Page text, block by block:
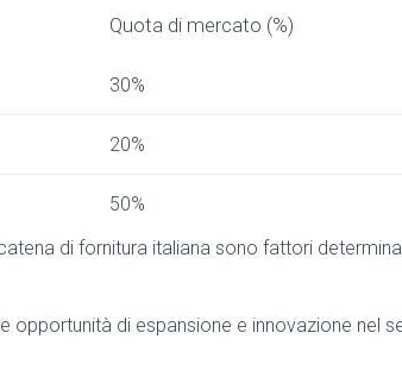
Quota di mercato (%)
30%
20%
50%
di fornitura italiana sono fattori
opportunità di espansione e innovazione nel